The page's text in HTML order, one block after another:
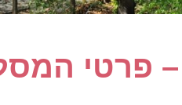
פרטי